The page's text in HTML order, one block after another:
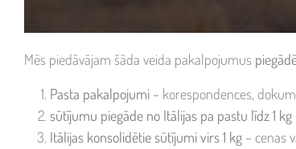
Mēs piedāvājam šāda veida pakalpojumus
Pasta pakalpojumi – korespondences,
sūtījumu piegāde no Itālijas pa pastu līdz 1 kg
Itālijas konsolidētie sūtījumi virs 1 kg – cenas